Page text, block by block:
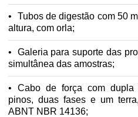
Tubos de digestão com 50
altura, com orla;
Galeria para suporte das
simultânea das amostras;
Cabo de força com
pinos, duas fases e um
ABNT NBR 14136;